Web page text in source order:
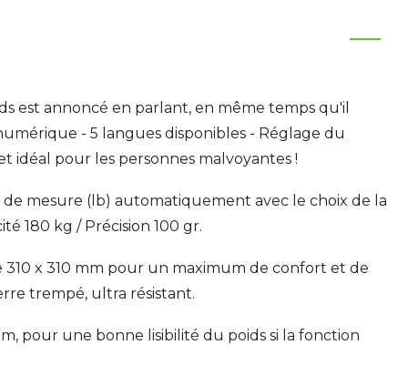
est annoncé en parlant, en même temps qu'il
- 5 langues disponibles - Réglage du
idéal pour les personnes malvoyantes !
mesure (lb) automatiquement avec le choix de la
180 kg / Précision 100 gr.
310 x 310 mm pour un maximum de confort et de
trempé, ultra résistant.
pour une bonne lisibilité du poids si la fonction